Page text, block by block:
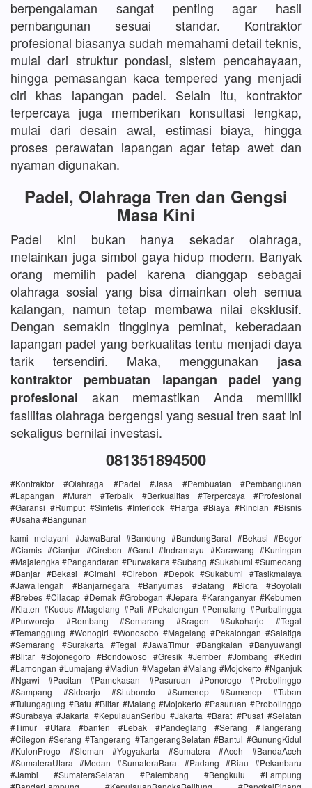
berpengalaman sangat penting agar hasil
pembangunan sesuai standar. Kontraktor
profesional biasanya sudah memahami detail teknis,
mulai dari struktur pondasi, sistem pencahayaan,
hingga pemasangan kaca tempered yang menjadi
ciri khas lapangan padel. Selain itu, kontraktor
terpercaya juga memberikan konsultasi lengkap,
mulai dari desain awal, estimasi biaya, hingga
proses perawatan lapangan agar tetap awet dan
nyaman digunakan.
Padel, Olahraga Tren dan Gengsi
Masa Kini
Padel kini bukan hanya sekadar olahraga,
melainkan juga simbol gaya hidup modern. Banyak
orang memilih padel karena dianggap sebagai
olahraga sosial yang bisa dimainkan oleh semua
kalangan, namun tetap membawa nilai eksklusif.
Dengan semakin tingginya peminat, keberadaan
lapangan padel yang berkualitas tentu menjadi daya
tarik tersendiri. Maka, menggunakan jasa
kontraktor pembuatan lapangan padel yang
profesional akan memastikan Anda memiliki
fasilitas olahraga bergengsi yang sesuai tren saat ini
sekaligus bernilai investasi.
081351894500
#Kontraktor #Olahraga #Padel #Jasa #Pembuatan #Pembangunan
#Lapangan #Murah #Terbaik #Berkualitas #Terpercaya #Profesional
#Garansi #Rumput #Sintetis #Interlock #Harga #Biaya #Rincian #Bisnis
#Usaha #Bangunan
kami melayani #JawaBarat #Bandung #BandungBarat #Bekasi #Bogor
#Ciamis #Cianjur #Cirebon #Garut #Indramayu #Karawang #Kuningan
#Majalengka #Pangandaran #Purwakarta #Subang #Sukabumi #Sumedang
#Banjar #Bekasi #Cimahi #Cirebon #Depok #Sukabumi #Tasikmalaya
#JawaTengah #Banjarnegara #Banyumas #Batang #Blora #Boyolali
#Brebes #Cilacap #Demak #Grobogan #Jepara #Karanganyar #Kebumen
#Klaten #Kudus #Magelang #Pati #Pekalongan #Pemalang #Purbalingga
#Purworejo #Rembang #Semarang #Sragen #Sukoharjo #Tegal
#Temanggung #Wonogiri #Wonosobo #Magelang #Pekalongan #Salatiga
#Semarang #Surakarta #Tegal #JawaTimur #Bangkalan #Banyuwangi
#Blitar #Bojonegoro #Bondowoso #Gresik #Jember #Jombang #Kediri
#Lamongan #Lumajang #Madiun #Magetan #Malang #Mojokerto #Nganjuk
#Ngawi #Pacitan #Pamekasan #Pasuruan #Ponorogo #Probolinggo
#Sampang #Sidoarjo #Situbondo #Sumenep #Sumenep #Tuban
#Tulungagung #Batu #Blitar #Malang #Mojokerto #Pasuruan #Probolinggo
#Surabaya #Jakarta #KepulauanSeribu #Jakarta #Barat #Pusat #Selatan
#Timur #Utara #banten #Lebak #Pandeglang #Serang #Tangerang
#Cilegon #Serang #Tangerang #TangerangSelatan #Bantul #GunungKidul
#KulonProgo #Sleman #Yogyakarta #Sumatera #Aceh #BandaAceh
#SumateraUtara #Medan #SumateraBarat #Padang #Riau #Pekanbaru
#Jambi #SumateraSelatan #Palembang #Bengkulu #Lampung